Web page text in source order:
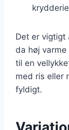
Det er vigtigt
da høj
til en
med ris eller
fyldigt.